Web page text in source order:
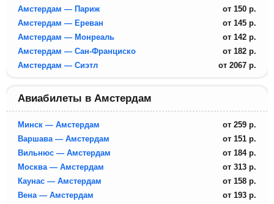
Амстердам — Париж
от 150 р.
Амстердам — Ереван
от 145 р.
Амстердам — Монреаль
от 142 р.
Амстердам — Сан-Франциско
от 182 р.
Амстердам — Сиэтл
от 2067 р.
Авиабилеты в Амстердам
Минск — Амстердам от 259 р.
Варшава — Амстердам
от 151 р.
Вильнюс — Амстердам
от 184 р.
Москва — Амстердам
от 313 р.
Каунас — Амстердам
от 158 р.
Вена — Амстердам
от 193 р.